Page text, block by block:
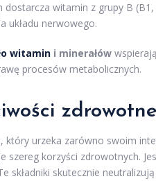
witamin z grupy B
układu nerwowego.
witamin i minerałów
procesów metabolicznych.
który urzeka zarówno swoim
korzyści zdrowotnych.
składniki skutecznie